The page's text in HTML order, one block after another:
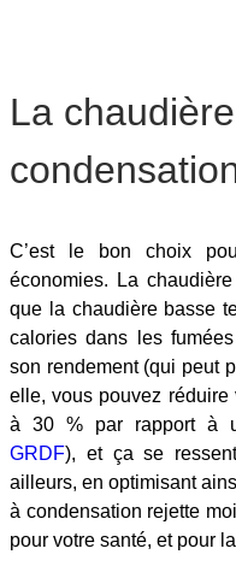
La
C’est le bon choix
économies. La
que la chaudière basse
calories dans les
son rendement (qui peut
elle, vous pouvez
à 30 % par rapport à
GRDF), et ça se
ailleurs, en optimisant
à condensation rejette
pour votre santé, et pour